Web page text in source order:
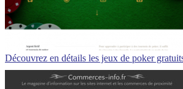
Découvrez en détails les jeux de poker